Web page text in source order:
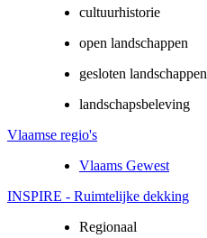
cultuurhistorie
open landschappen
gesloten landschappen
landschapsbeleving
Vlaamse regio's
Vlaams Gewest
INSPIRE - Ruimtelijke dekking
Regionaal